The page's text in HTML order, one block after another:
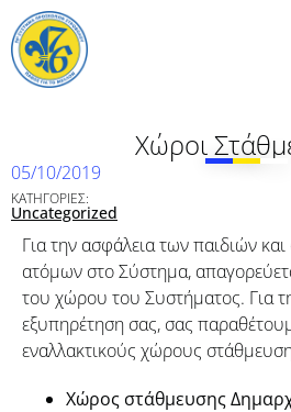
Χώροι
05/10/2019
ΚΑΤΗΓΟΡΙΕΣ:
Uncategorized
Για την ασφάλεια των παιδιών
ατόμων στο Σύστημα,
του χώρου του Συστήματος. Για
εξυπηρέτηση σας, σας
εναλλακτικούς χώρους
Χώρος στάθμευσης